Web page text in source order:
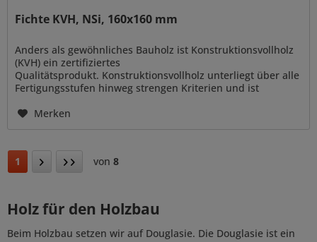
Fichte KVH, NSi, 160x160 mm
Anders als gewöhnliches Bauholz ist Konstruktionsvollholz
(KVH) ein zertifiziertes
Qualitätsprodukt. Konstruktionsvollholz unterliegt über alle
Fertigungsstufen hinweg strengen Kriterien und ist
Merken
1 von 8
Holz für den Holzbau
Beim Holzbau setzen wir auf Douglasie. Die Douglasie ist ein